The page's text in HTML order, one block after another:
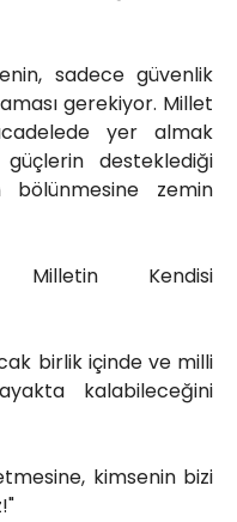
sadece güvenlik
gerekiyor. Millet
yer almak
desteklediği
bölünmesine zemin
Milletin Kendisi
birlik içinde ve milli
kalabileceğini
kimsenin bizi